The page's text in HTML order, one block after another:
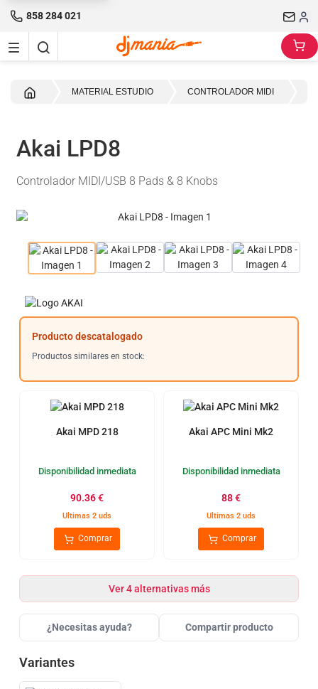
858 284 021
MATERIAL ESTUDIO CONTROLADOR MIDI
Akai LPD8
Controlador MIDI/USB 8 Pads & 8 Knobs
Producto descatalogado
Productos similares en stock:
Akai MPD 218
Disponibilidad inmediata
90.36€
Ultimas 2 uds
Comprar
Akai APC Mini Mk2
Disponibilidad inmediata
88€
Ultimas 2 uds
Comprar
Ver 4 alternativas más
¿Necesitas ayuda? Compartir producto
Variantes